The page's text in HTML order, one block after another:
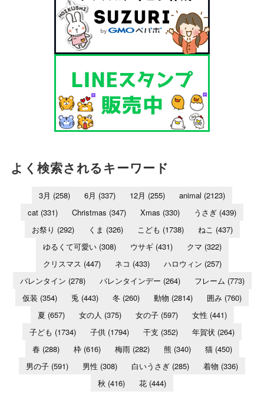
よく検索されるキーワード
3月 (258) 6月 (337) 12月 (255) animal (2123)
cat (331) Christmas (347) Xmas (330) うさぎ (439)
お祭り (292) くま (326) こども (1738) ねこ (437)
ゆるくて可愛い(308) ウサギ(431) クマ (322)
クリスマス (447) ネコ (433) ハロウィン (257)
バレンタイン (278) バレンタインデー (264) フレーム (773)
仮装 (354) 兎 (443) 冬 (260) 動物 (2814) 囲み (760)
夏 (657) 女の人 (375) 女の子(597) 女性 (441)
子ども (1734) 子供 (1794) 干支 (352) 年賀状 (264)
春(288) 枠(616) 梅雨(282) 熊 (340) 猫(450)
男の子 (591) 男性 (308) 白いうさぎ (285) 着物 (336)
秋 (416) 花 (444)